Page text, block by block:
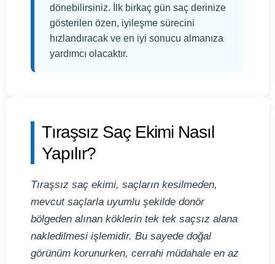
dönebilirsiniz. İlk birkaç gün saç derinize
gösterilen özen, iyileşme sürecini
hızlandıracak ve en iyi sonucu almanıza
yardımcı olacaktır.
Tıraşsız Saç Ekimi Nasıl
Yapılır?
Tıraşsız saç ekimi, saçların kesilmeden,
mevcut saçlarla uyumlu şekilde donör
bölgeden alınan köklerin tek tek saçsız alana
nakledilmesi işlemidir. Bu sayede doğal
görünüm korunurken, cerrahi müdahale en az